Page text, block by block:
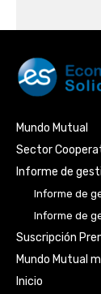
Mundo Mutual
Sector
Informe de
Informe de
Informe de
Suscripción
Mundo Mutual
Inicio